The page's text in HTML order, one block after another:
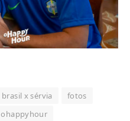
brasil x sérvia
fotos
ohappyhour